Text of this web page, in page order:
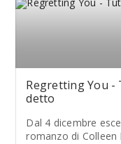
Regretting You -
detto
Dal 4 dicembre
romanzo di